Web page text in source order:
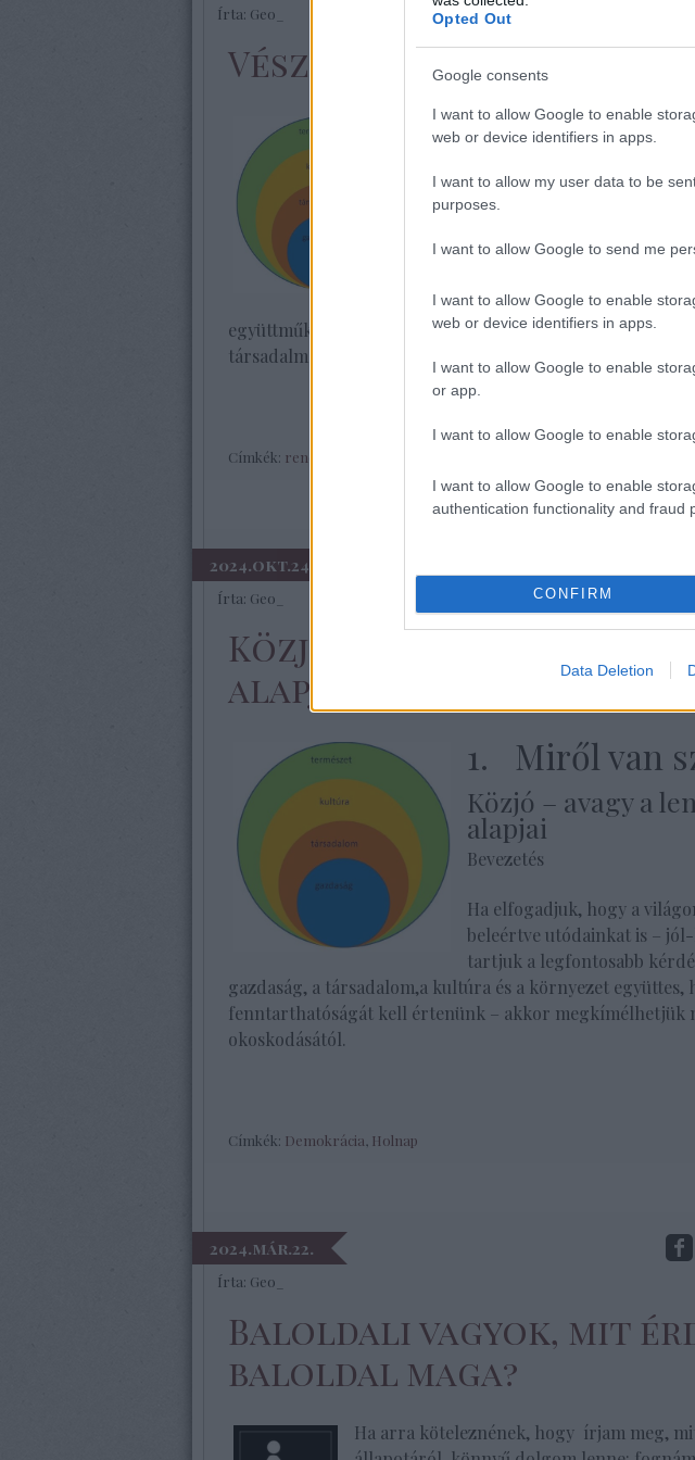
Opted Out
Google consents
I want to allow Google to enable
web or device identifiers in apps.
I want to allow my user data to be
purposes.
I want to allow Google to send me
I want to allow Google to enable
web or device identifiers in apps.
I want to allow Google to enable
or app.
I want to allow Google to enable
I want to allow Google to enable
authentication functionality and fraud
CONFIRM
Data Deletion
Írta: Geo_
Vészből - helyzetbe
Mindig tanulságosak Marosán
htt).
Viszont érdemes azon
az tűnt fel, hogy ami
kultúraváltoztatási
együttműködési tréningek - az mennyire nem a
társadalmára.
Címkék: rendszerváltás
2024.okt.24.
Írta: Geo_
Közjó – avagy a
alapjai
1. Miről van
Közjó – avagy a
alapjai
Bevezetés
Ha elfogadjuk, hogy a
beleértve utódainkat is –
tartjuk a legfontosabb
gazdaság, a társadalom,a kultúra és a környezet együttes,
fenntarthatóságát kell értenünk – akkor megkímélhetjük
okoskodásától.
Címkék: Demokrácia Holnap
2024.már.22.
Írta: Geo_
Baloldali vagyok, mit
baloldal maga?
Ha arra köteleznének, hogy írjam meg,